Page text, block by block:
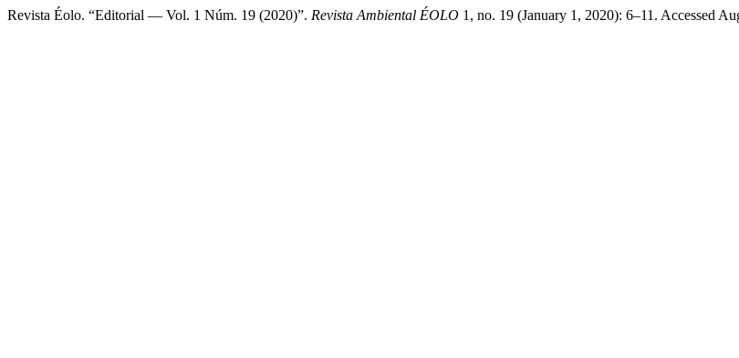
Revista Éolo. “Editorial — Vol. 1 Núm. 19 (2020)”. Revista Ambiental ÉOLO 1, no. 19 (January 1, 2020): 6–11. Accessed